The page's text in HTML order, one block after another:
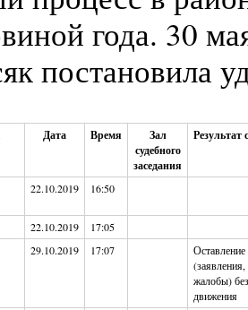
года. 30
постановила
Дата Время
Зал
судебного
заседания
Результат
22.10.2019 16:50
22.10.2019
17:05
29.10.2019 17:07
Оставление
(заявления,
жалобы) без
движения